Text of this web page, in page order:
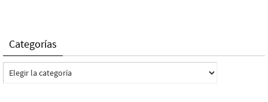
Categorías
Categorías